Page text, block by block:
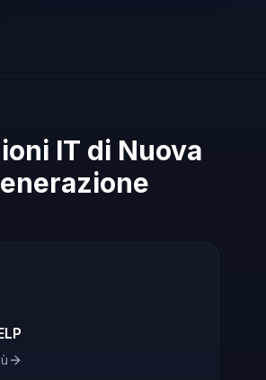
IT di Nuova